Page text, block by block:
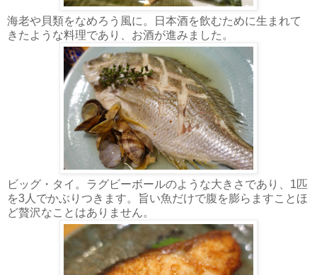
海老や貝類をなめろう風に。日本酒を飲むために生まれて
きたような料理であり、お酒が進みました。
ビッグ・タイ。ラグビーボールのような大きさであり、1匹
を3人でかぶりつきます。旨い魚だけで腹を膨らますことほ
ど贅沢なことはありません。